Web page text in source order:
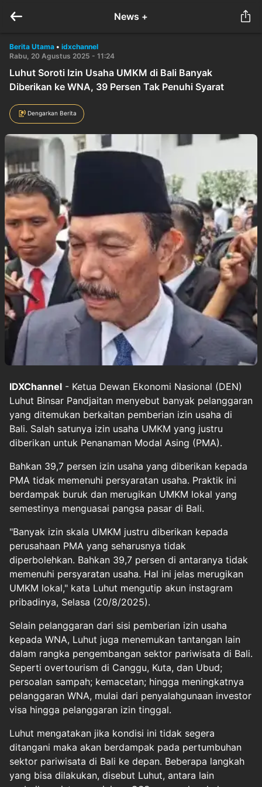
News +
Berita Utama • idxchannel
Rabu, 20 Agustus 2025 - 11:24
Luhut Soroti Izin Usaha UMKM di Bali Banyak
Diberikan ke WNA, 39 Persen Tak Penuhi Syarat
Dengarkan Berita
IDXChannel - Ketua Dewan Ekonomi Nasional (DEN)
Luhut Binsar Pandjaitan menyebut banyak pelanggaran
yang ditemukan berkaitan pemberian izin usaha di
Bali. Salah satunya izin usaha UMKM yang justru
diberikan untuk Penanaman Modal Asing (PMA).
Bahkan 39,7 persen izin usaha yang diberikan kepada
PMA tidak memenuhi persyaratan usaha. Praktik ini
berdampak buruk dan merugikan UMKM lokal yang
semestinya menguasai pangsa pasar di Bali.
"Banyak izin skala UMKM justru diberikan kepada
perusahaan PMA yang seharusnya tidak
diperbolehkan. Bahkan 39,7 persen di antaranya tidak
memenuhi persyaratan usaha. Hal ini jelas merugikan
UMKM lokal," kata Luhut mengutip akun instagram
pribadinya, Selasa (20/8/2025).
Selain pelanggaran dari sisi pemberian izin usaha
kepada WNA, Luhut juga menemukan tantangan lain
dalam rangka pengembangan sektor pariwisata di Bali.
Seperti overtourism di Canggu, Kuta, dan Ubud;
persoalan sampah; kemacetan; hingga meningkatnya
pelanggaran WNA, mulai dari penyalahgunaan investor
visa hingga pelanggaran izin tinggal.
Luhut mengatakan jika kondisi ini tidak segera
ditangani maka akan berdampak pada pertumbuhan
sektor pariwisata di Bali ke depan. Beberapa langkah
yang bisa dilakukan, disebut Luhut, antara lain